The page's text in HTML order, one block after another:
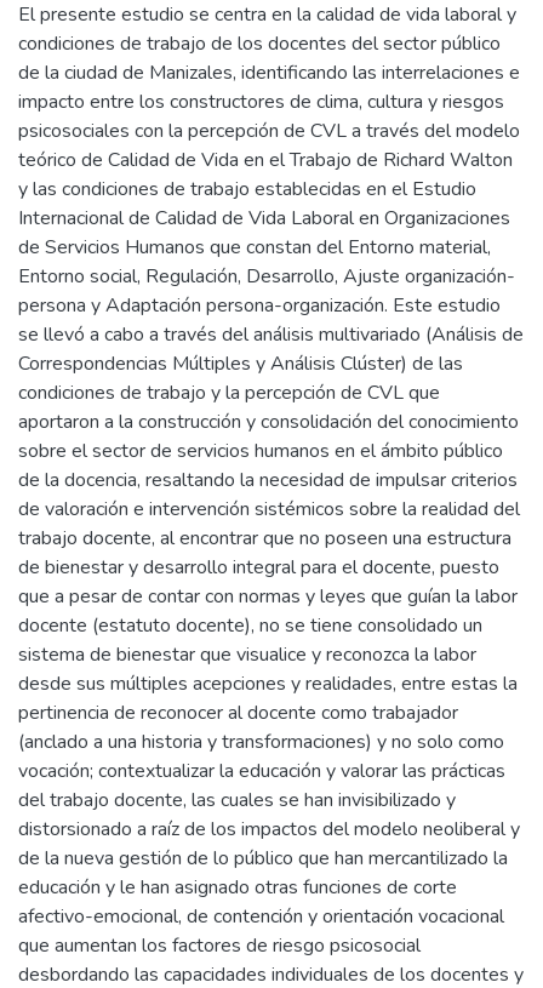
El presente estudio se centra en la calidad de vida laboral y
condiciones de trabajo de los docentes del sector público
de la ciudad de Manizales, identificando las interrelaciones e
impacto entre los constructores de clima, cultura y riesgos
psicosociales con la percepción de CVL a través del modelo
teórico de Calidad de Vida en el Trabajo de Richard Walton
y las condiciones de trabajo establecidas en el Estudio
Internacional de Calidad de Vida Laboral en Organizaciones
de Servicios Humanos que constan del Entorno material,
Entorno social, Regulación, Desarrollo, Ajuste organización-
persona y Adaptación persona-organización. Este estudio
se llevó a cabo a través del análisis multivariado (Análisis de
Correspondencias Múltiples y Análisis Clúster) de las
condiciones de trabajo y la percepción de CVL que
aportaron a la construcción y consolidación del conocimiento
sobre el sector de servicios humanos en el ámbito público
de la docencia, resaltando la necesidad de impulsar criterios
de valoración e intervención sistémicos sobre la realidad del
trabajo docente, al encontrar que no poseen una estructura
de bienestar y desarrollo integral para el docente, puesto
que a pesar de contar con normas y leyes que guían la labor
docente (estatuto docente), no se tiene consolidado un
sistema de bienestar que visualice y reconozca la labor
desde sus múltiples acepciones y realidades, entre estas la
pertinencia de reconocer al docente como trabajador
(anclado a una historia y transformaciones) y no solo como
vocación; contextualizar la educación y valorar las prácticas
del trabajo docente, las cuales se han invisibilizado y
distorsionado a raíz de los impactos del modelo neoliberal y
de la nueva gestión de lo público que han mercantilizado la
educación y le han asignado otras funciones de corte
afectivo-emocional, de contención y orientación vocacional
que aumentan los factores de riesgo psicosocial
desbordando las capacidades individuales de los docentes y